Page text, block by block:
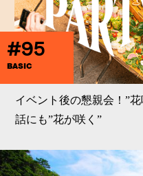
#95
BASIC
イベント後の懇親会！”
話にも”花が咲く”